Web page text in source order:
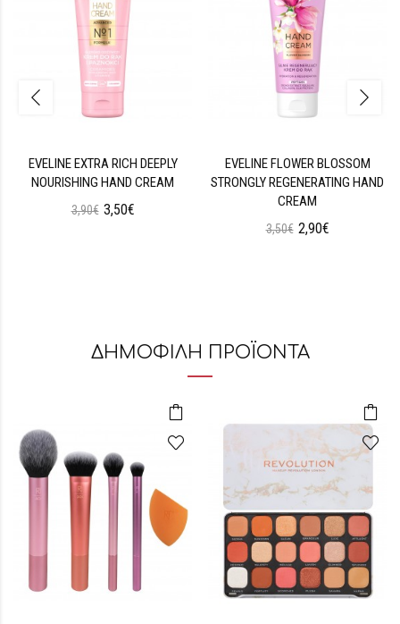
EVELINE EXTRA RICH DEEPLY
NOURISHING HAND CREAM
3,90€ 3,50€
EVELINE FLOWER BLOSSOM
STRONGLY REGENERATING HAND
CREAM
3,50€ 2,90€
ΔΗΜΟΦΙΛΗ ΠΡΟΪΟΝΤΑ